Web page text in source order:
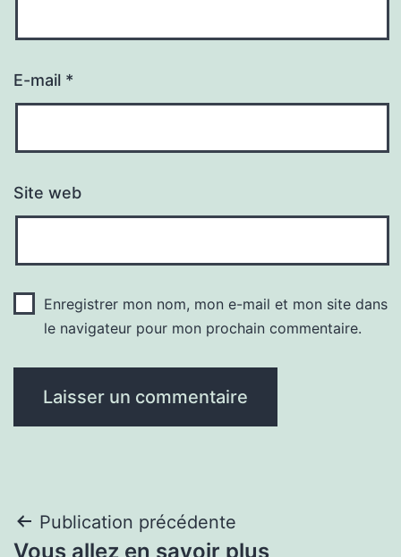
E-mail *
Site web
Enregistrer mon nom, mon e-mail et mon site dans
le navigateur pour mon prochain commentaire.
Navigation
Publication précédente
Vous allez en savoir plus